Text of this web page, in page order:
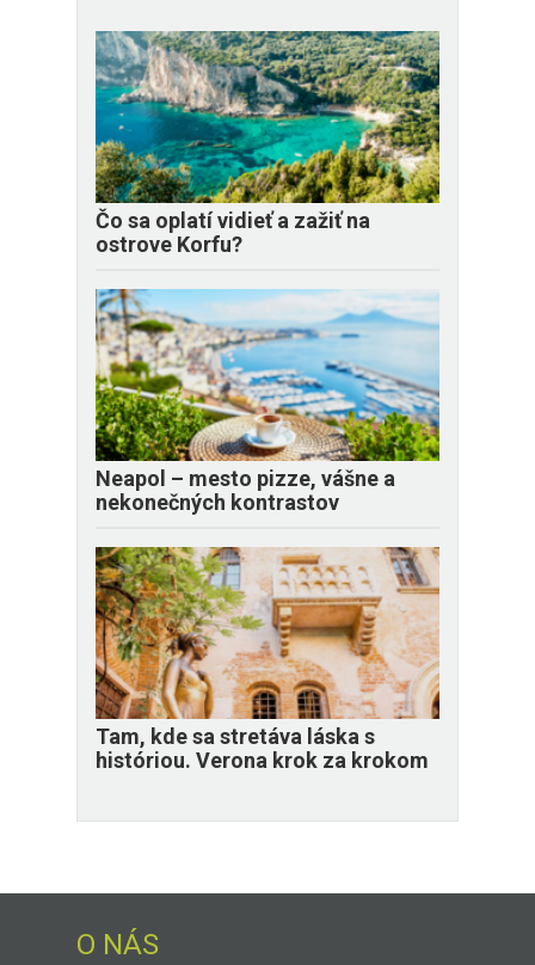
Čo sa oplatí vidieť a zažiť na
ostrove Korfu?
Neapol – mesto pizze, vášne a
nekonečných kontrastov
Tam, kde sa stretáva láska s
históriou. Verona krok za krokom
O NÁS